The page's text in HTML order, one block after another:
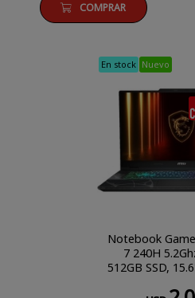
COMPRAR
En stock Nuevo
Notebook
7 240H
512GB SSD,